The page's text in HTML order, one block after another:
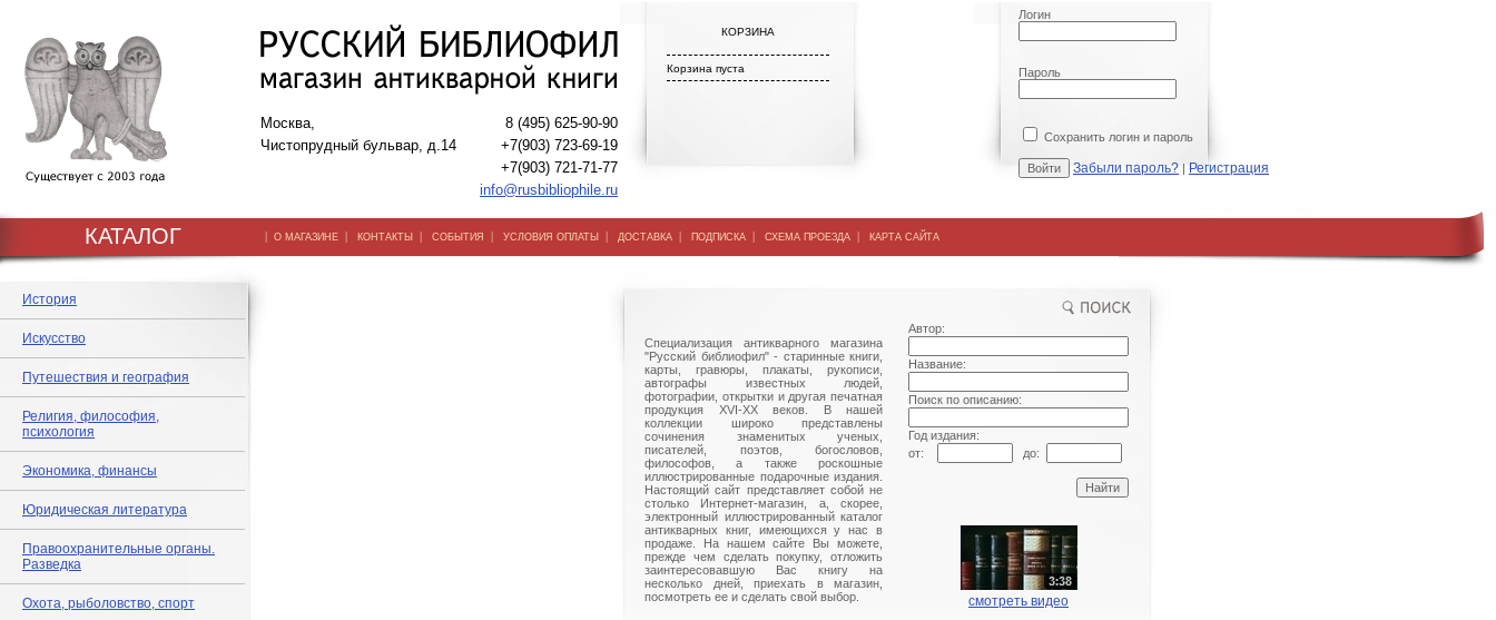
Москва,
Чистопрудный бульвар, д.14
8 (495) 625-90-90
+7(903) 723-69-19
+7(903) 721-71-77
info@rusbibliophile.ru
КОРЗИНА
Корзина пуста
Логин
Пароль
Сохранить логин и пароль
Забыли пароль? | Регистрация
КАТАЛОГ | О МАГАЗИНЕ | КОНТАКТЫ | СОБЫТИЯ | УСЛОВИЯ ОПЛАТЫ | ДОСТАВКА | ПОДПИСКА | СХЕМА ПРОЕЗДА | КАРТА САЙТА
История
Искусство
Путешествия и география
Религия, философия,
психология
Экономика, финансы
Юридическая литература
Правоохранительные органы.
Разведка
Охота, рыболовство, спорт
Специализация антикварного магазина
"Русский библиофил" - старинные книги,
карты, гравюры, плакаты, рукописи,
автографы известных людей,
фотографии, открытки и другая печатная
продукция XVI-XX веков. В нашей
коллекции широко представлены
сочинения знаменитых ученых,
писателей, поэтов, богословов,
философов, а также роскошные
иллюстрированные подарочные издания.
Настоящий сайт представляет собой не
столько Интернет-магазин, а, скорее,
электронный иллюстрированный каталог
антикварных книг, имеющихся у нас в
продаже. На нашем сайте Вы можете,
прежде чем сделать покупку, отложить
заинтересовавшую Вас книгу на
несколько дней, приехать в магазин,
посмотреть ее и сделать свой выбор.
Автор:
Название:
Поиск по описанию:
Год издания:
от:
до:
смотреть видео